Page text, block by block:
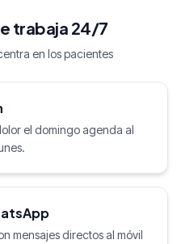
trabaja 24/7
en los pacientes
el domingo agenda al
mensajes directos al móvil